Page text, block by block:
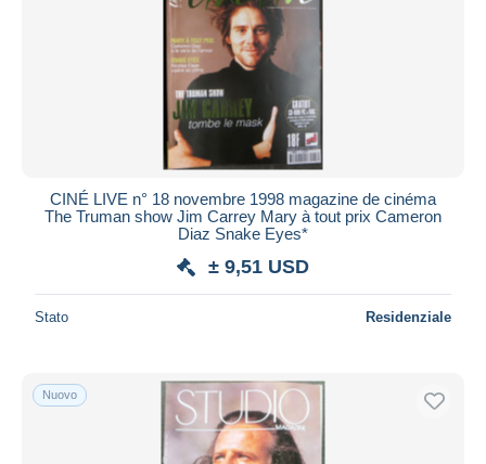
CINÉ LIVE n° 18 novembre 1998 magazine de cinéma
The Truman show Jim Carrey Mary à tout prix Cameron
Diaz Snake Eyes*
± 9,51 USD
Stato Residenziale
Nuovo